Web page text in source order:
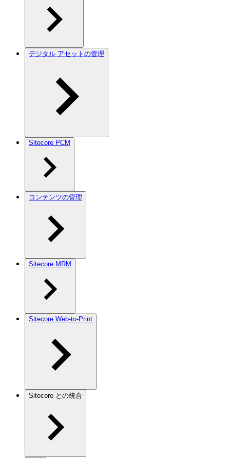
デジタル アセットの管理
Sitecore PCM
コンテンツの管理
Sitecore MRM
Sitecore Web-to-Print
Sitecore との統合